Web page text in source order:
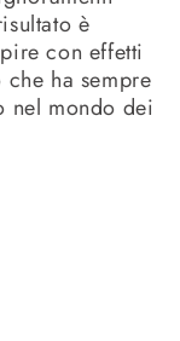
è
con effetti
ha sempre
nel mondo dei